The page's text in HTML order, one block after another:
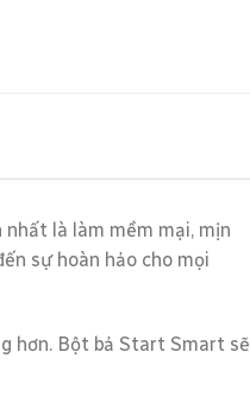
là làm mềm mại, mịn
sự hoàn hảo cho mọi
hơn. Bột bả Start Smart sẽ